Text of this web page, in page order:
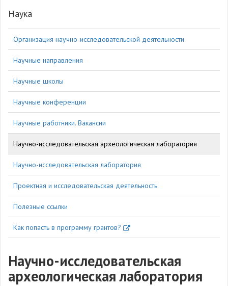
Наука
Организация научно-исследовательской деятельности
Научные направления
Научные школы
Научные конференции
Научные работники. Вакансии
Научно-исследовательская археологическая лаборатория
Научно-исследовательская лаборатория
Проектная и исследовательская деятельность
Полезные ссылки
Как попасть в программу грантов?
Научно-исследовательская
археологическая лаборатория